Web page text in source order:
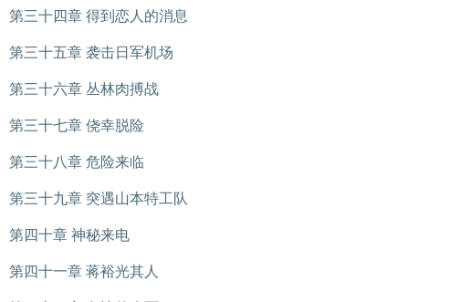
第三十四章 得到恋人的消息
第三十五章 袭击日军机场
第三十六章 丛林肉搏战
第三十七章 侥幸脱险
第三十八章 危险来临
第三十九章 突遇山本特工队
第四十章 神秘来电
第四十一章 蒋裕光其人